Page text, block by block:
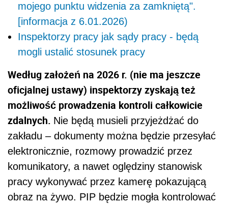
mojego punktu widzenia za zamkniętą".
[informacja z 6.01.2026)
Inspektorzy pracy jak sądy pracy - będą
mogli ustalić stosunek pracy
Według założeń na 2026 r. (nie ma jeszcze
oficjalnej ustawy) inspektorzy zyskają też
możliwość prowadzenia kontroli całkowicie
zdalnych. Nie będą musieli przyjeżdżać do
zakładu – dokumenty można będzie przesyłać
elektronicznie, rozmowy prowadzić przez
komunikatory, a nawet oględziny stanowisk
pracy wykonywać przez kamerę pokazującą
obraz na żywo. PIP będzie mogła kontrolować